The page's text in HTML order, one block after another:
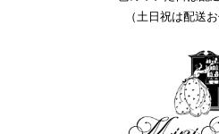
（土日祝は配送